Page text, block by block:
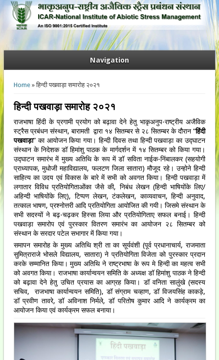
Navigation
You are here
Home» हिन्दी पखवाड़ा समारोह २०२१
हिन्दी पखवाड़ा समारोह २०२१
राजभाषा हिंदी के प्रगामी प्रयोग को बढ़ावा देने हेतु भाकृअनुप-राष्ट्रीय अजैविक
स्ट्रैस प्रबंधन संस्थान, बारामती द्वारा १४ सितम्बर से २८ सितम्बर के दौरान “हिंदी
पखवाड़ा” का आयोजन किया गया। हिन्दी दिवस तथा हिन्दी पखवाड़ा का उद्घाटन
संस्थान के निदेशक डॉ हिमांशु पाठक के मार्गदर्शन में १४ सितम्बर को किया गया।
उद्घाटन समारंभ में मुख्य अतिथि के रूप में डॉ सविता नाईक-निंबालकर (सहयोगी
प्राध्यापक, मुधोजी महाविद्यालय, फलटण जिला सातारा) मौजूद रहे। उन्होने हिन्दी
साहित्य का उदय एवं विकास के बारे में सभी को अवगत किया। हिन्दी पखवाड़ा में
लगातार विविध प्रतियोगिताओंका जैसे की, निबंध लेखन (हिन्दी भाषियोंके लिए/
अहिन्दी भाषियोंके लिए), टिप्पण लेखन, टंकलेखन, काव्यवाचन, हिन्दी अनुवाद,
तत्काल भाषण, प्रश्नोत्तरी आदि प्रतियोगिता आयोजित की गयी। जिसमे संस्थान के
सभी सदस्यों ने बढ़-चढ़कर हिस्सा लिया और प्रतियोगिताए सफल बनाई। हिन्दी
पखवाड़ा समारोप एवं पुरस्कार वितरण समारंभ का आयोजन २८ सितम्बर को
संस्थान के सरदार पटेल सभागार में किया गया।
समापन समारोह के मुख्य अतिथि श्री ता का सूर्यवंशी (पूर्व प्रधानाचार्य, राजमाता
सुमित्राराजे भोसले विद्यालय, सातारा) ने प्रतियोगिता विजेता को पुरस्कार प्रदान
करके सम्मानित किया। मुख्य अतिथि ने राष्ट्रभाषा के रूप मे हिन्दी का महत्व सभी
को अवगत किया। राजभाषा कार्यान्वयन समिति के अध्यक्ष डॉ हिमांशु पाठक ने हिन्दी
को बढ़ावा देने हेतु उचित प्रयास का आग्रह किया। डॉ वनिता सालुंखे (सदस्य
सचिव, राजभाषा कार्यान्वयन समिति), डॉ संग्राम चव्हाण, डॉ विजयसिंह काकड़े,
डॉ प्रवीण तावरे, डॉ अविनाश निर्मले, डॉ परितोष कुमार आदि ने कार्यक्रम का
आयोजन किया एवं कार्यक्रम सफल बनाया।